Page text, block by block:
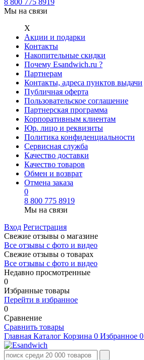
8 800 775 8919
Мы на связи
Х
Акции и подарки
Контакты
Накопительные скидки
Почему Esandwich.ru ?
Партнерам
Контакты, адреса пунктов выдачи
Публичная оферта
Пользовательское соглашение
Партнерская программа
Корпоративным клиентам
Юр. лицо и реквизиты
Политика конфиденциальности
Сервисная служба
Качество доставки
Качество товаров
Обмен и возврат
Отмена заказа
0
8 800 775 8919
Мы на связи
Вход Регистрация
Свежие отзывы о магазине
Все отзывы с фото и видео
Свежие отзывы о товарах
Все отзывы c фото и видео
Недавно просмотренные
0
Избранные товары
Перейти в избранное
0
Сравнение
Сравнить товары
Главная Каталог Корзина 0 Избранное 0